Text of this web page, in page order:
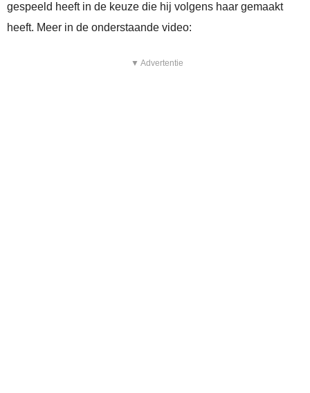
gespeeld heeft in de keuze die hij volgens haar gemaakt
heeft. Meer in de onderstaande video:
▼ Advertentie